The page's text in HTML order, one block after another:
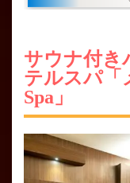
サウナ付き
テルスパ「
Spa」